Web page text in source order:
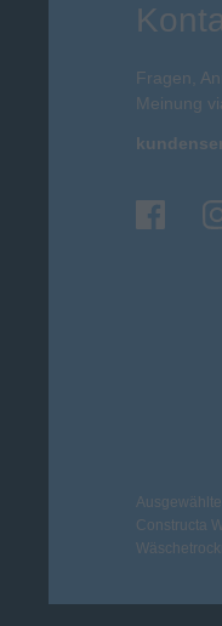
Fragen,
Meinung
Constructa